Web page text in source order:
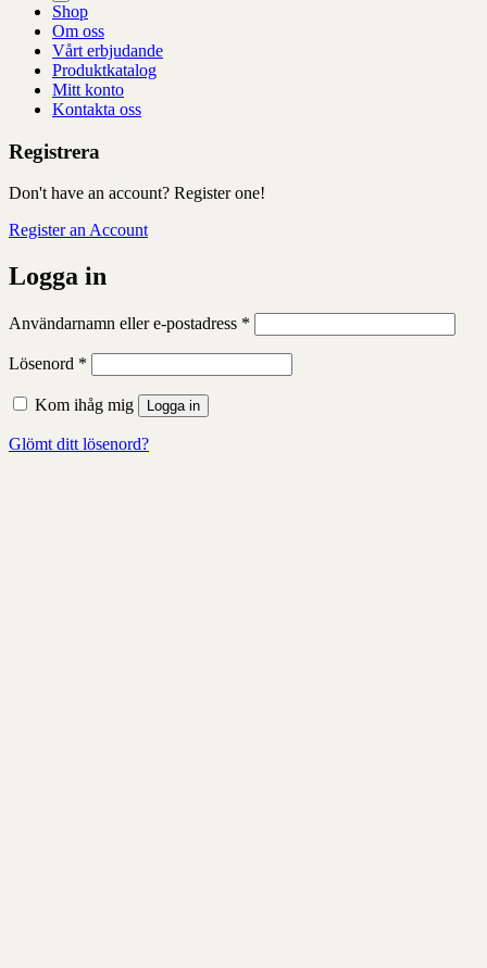
Shop
Om oss
Vårt erbjudande
Produktkatalog
Mitt konto
Kontakta oss
Registrera
Don't have an account? Register one!
Register an Account
Logga in
Användarnamn eller e-postadress *
Lösenord *
Kom ihåg mig Logga in
Glömt ditt lösenord?